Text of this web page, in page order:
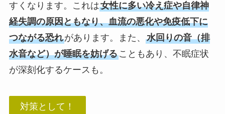
すくなります。これは女性に多い冷え症や自律神
経失調の原因ともなり、血流の悪化や免疫低下に
つながる恐れがあります。また、 水回りの音（排
水音など）が睡眠を妨げることもあり、不眠症状
が深刻化するケースも。
対策として！